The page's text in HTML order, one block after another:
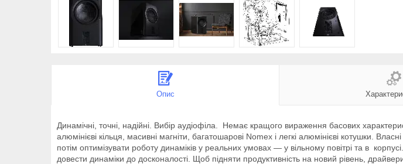
Опис
Динамічні, точні, надійні. Вибір аудіофіла. Немає кращого вираження басових
алюмінієві кільця, масивні магніти, багатошарові Nomex і легкі алюмінієві котушки.
потім оптимізувати роботу динаміків у реальних умовах — у вільному повітрі та в
довести динаміки до досконалості. Щоб підняти продуктивність на новий рівень,